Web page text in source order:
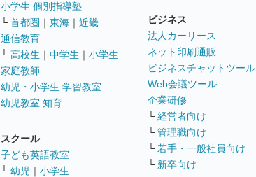
小学生 個別指導塾
└ 首都圏 ｜ 東海 ｜ 近畿
通信教育
└ 高校生 ｜ 中学生 ｜ 小学生
家庭教師
幼児・小学生 学習教室
幼児教室 知育
スクール
子ども英語教室
└ 幼児 ｜ 小学生
ビジネス
法人カーリース
ネット印刷通販
ビジネスチャットツール
Web会議ツール
企業研修
└ 経営者向け
└ 管理職向け
└ 若手・一般社員向け
└ 新卒向け